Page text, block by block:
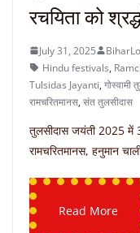
रचयिता को
July 31, 2025
Hindu festivals,
Tulsidas Jayanti,गोस्वामी
रामचरितमानस,संत तुलसीदास
तुलसीदास जयंती 2025 में
रामचरितमानस, हनुमान
Read More